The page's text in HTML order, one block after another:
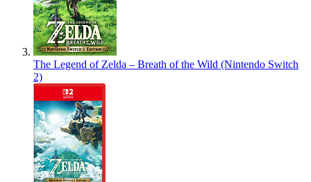
The Legend of Zelda – Breath of the Wild (Nintendo Switch
2)